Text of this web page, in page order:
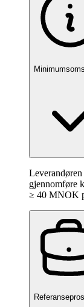
gjennomføre
≥ 40 MNOK